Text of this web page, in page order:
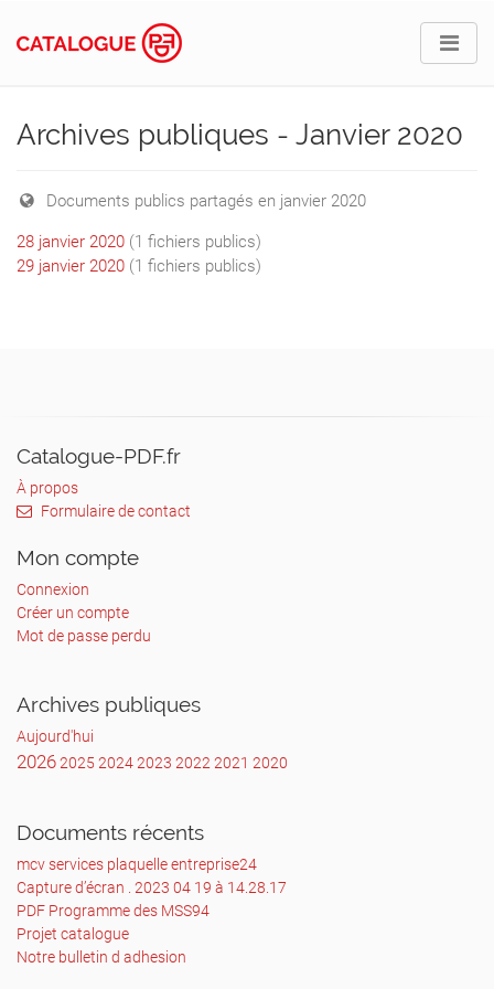
Archives publiques - Janvier 2020
Documents publics partagés en janvier 2020
28 janvier 2020 (1 fichiers publics)
29 janvier 2020 (1 fichiers publics)
Catalogue-PDF.fr
À propos
Formulaire de contact
Mon compte
Connexion
Créer un compte
Mot de passe perdu
Archives publiques
Aujourd'hui
20262025 20242023 2022 2021 2020
Documents récents
mcv services plaquelle entreprise24
Capture d’écran . 2023 04 19 à 14.28.17
PDF Programme des MSS94
Projet catalogue
Notre bulletin d adhesion